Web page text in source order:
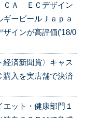
ＣＡ ＥＣデザイン
ービールＪａｐａ
ザインが高評価('18/0
済新聞賞〉キャス
購入を実店舗で決済
ット・健康部門１